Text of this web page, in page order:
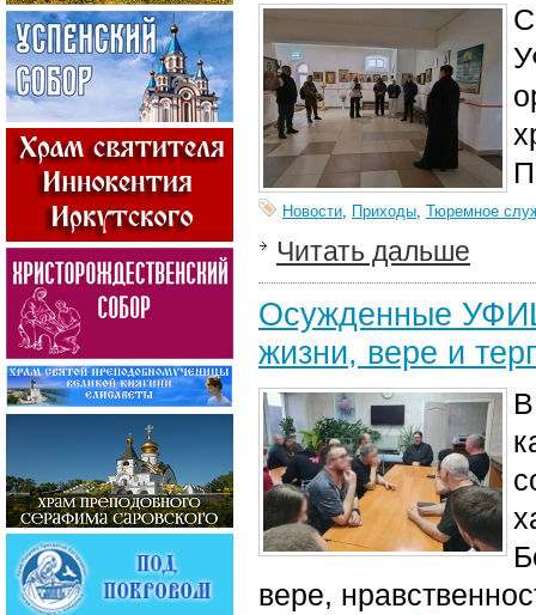
Новости, Приходы, Тюремное
Читать дальше
Осужденные
жизни, вере и
вере,